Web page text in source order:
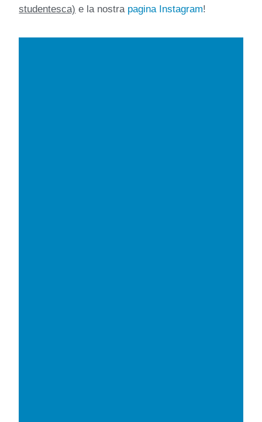
studentesca) e la nostra pagina Instagram!